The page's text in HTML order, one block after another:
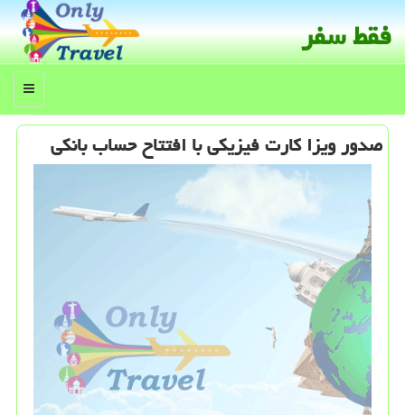
فقط سفر
منو
صدور ویزا كارت فیزیكی با افتتاح حساب بانكی